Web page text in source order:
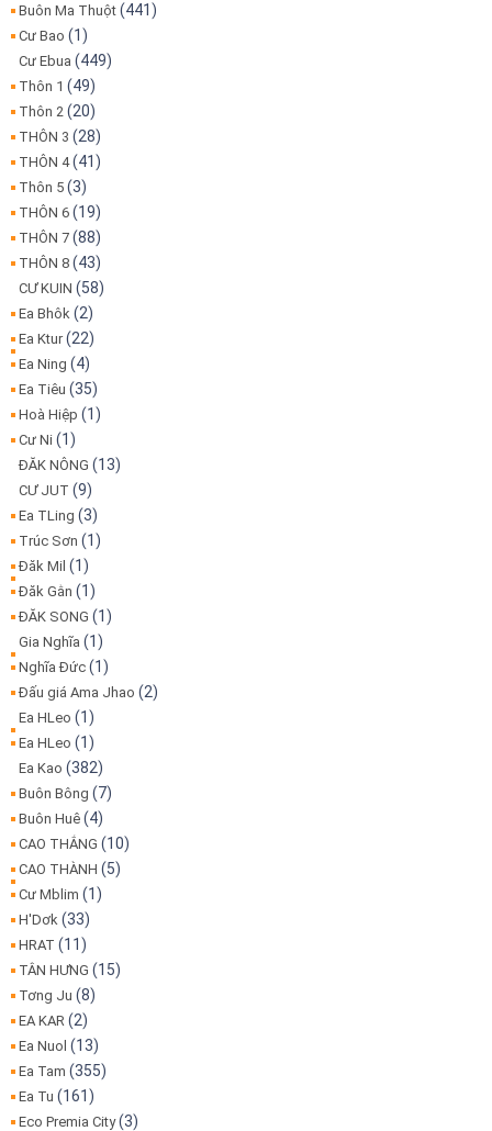
Buôn Ma Thuột (441)
Cư Bao (1)
Cư Ebua (449)
Thôn 1 (49)
Thôn 2 (20)
THÔN 3 (28)
THÔN 4(41)
Thôn 5 (3)
THÔN 6 (19)
THÔN 7 (88)
THÔN 8 (43)
CƯ KUIN (58)
Ea Bhôk (2)
Ea Ktur(22)
Ea Ning (4)
Ea Tiêu (35)
Hoà Hiệp (1)
Cư Ni (1)
ĐĂK NÔNG (13)
CƯ JUT (9)
Ea TLing (3)
Trúc Sơn (1)
Đăk Mil (1)
Đăk Gằn (1)
ĐĂK SONG (1)
Gia Nghĩa (1)
Nghĩa Đức (1)
Đấu giá Ama Jhao (2)
Ea HLeo (1)
Ea HLeo (1)
Ea Kao (382)
Buôn Bông (7)
Buôn Huê (4)
CAO THẮNG (10)
CAO THÀNH (5)
Cư Mblim (1)
H'Dơk (33)
HRAT (11)
TÂN HƯNG (15)
Tơng Ju (8)
EA KAR (2)
Ea Nuol (13)
Ea Tam (355)
Ea Tu (161)
Eco Premia City(3)